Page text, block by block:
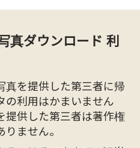
真ダウンロード 利
真を提供した第三者に帰
の利用はかまいません
提供した第三者は著作権
ません。